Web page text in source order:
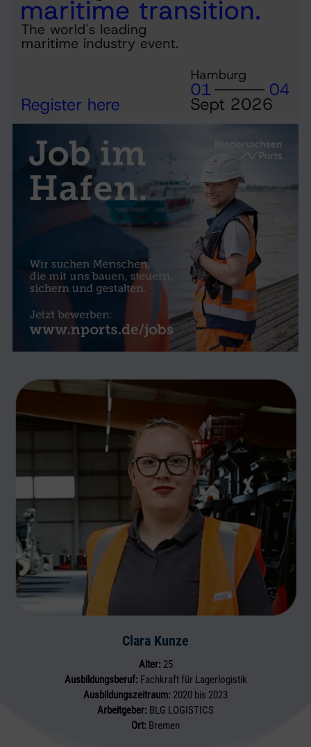
Clara Kunze
Alter: 25
Ausbildungsberuf: Fachkraft für Lagerlogistik
Ausbildungszeitraum: 2020 bis 2023
Arbeitgeber: BLG LOGISTICS
Ort: Bremen